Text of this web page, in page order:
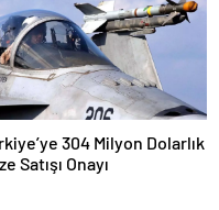
304 Milyon Dolarlık
Satışı Onayı